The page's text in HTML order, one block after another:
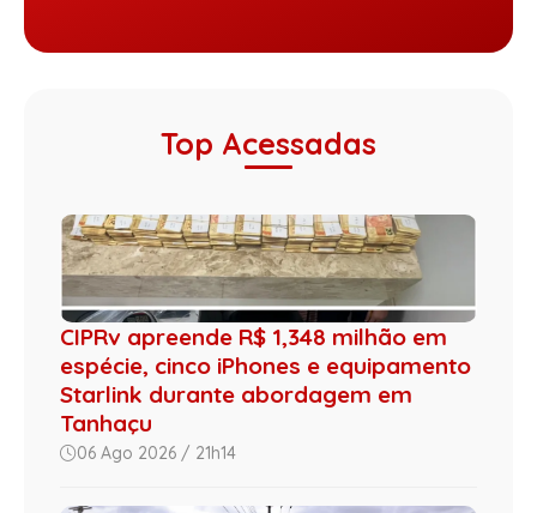
Top Acessadas
CIPRv apreende R$ 1,348 milhão em
espécie, cinco iPhones e equipamento
Starlink durante abordagem em
Tanhaçu
06 Ago 2026 / 21h14